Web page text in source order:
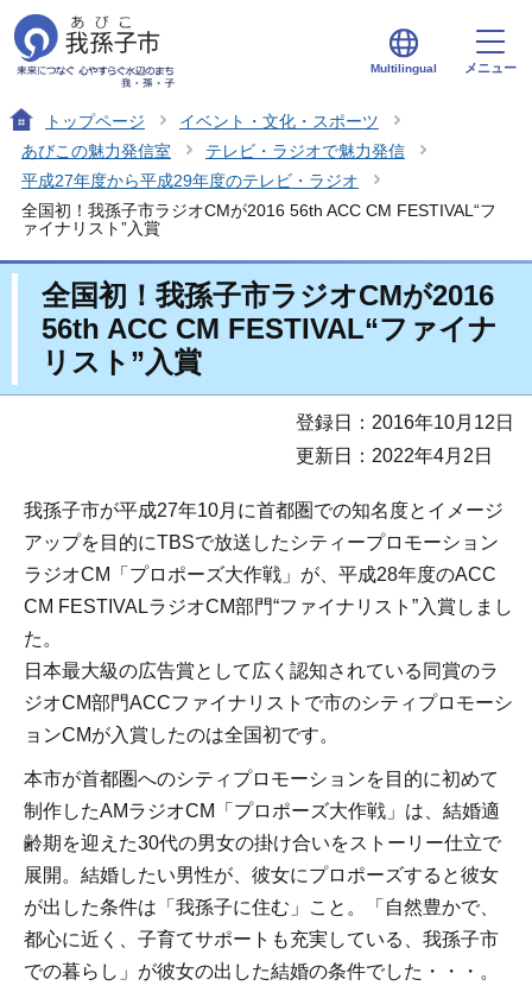
Multilingual メニュー
トップページ
イベント・文化・スポーツ
あびこの魅力発信室
テレビ・ラジオで魅力発信
平成27年度から平成29年度のテレビ・ラジオ
全国初！我孫子市ラジオCMが2016 56th ACC CM FESTIVAL“フ
ァイナリスト”入賞
全国初！我孫子市ラジオCMが2016
56th ACC CM FESTIVAL“ファイナ
リスト”入賞
登録日：2016年10月12日
更新日：2022年4月2日
我孫子市が平成27年10月に首都圏での知名度とイメージ
アップを目的にTBSで放送したシティープロモーション
ラジオCM「プロポーズ大作戦」が、平成28年度のACC
CM FESTIVALラジオCM部門“ファイナリスト”入賞しまし
た。
日本最大級の広告賞として広く認知されている同賞のラ
ジオCM部門ACCファイナリストで市のシティプロモーシ
ョンCMが入賞したのは全国初です。
本市が首都圏へのシティプロモーションを目的に初めて
制作したAMラジオCM「プロポーズ大作戦」は、結婚適
齢期を迎えた30代の男女の掛け合いをストーリー仕立で
展開。結婚したい男性が、彼女にプロポーズすると彼女
が出した条件は「我孫子に住む」こと。「自然豊かで、
都心に近く、子育てサポートも充実している、我孫子市
での暮らし」が彼女の出した結婚の条件でした・・・。